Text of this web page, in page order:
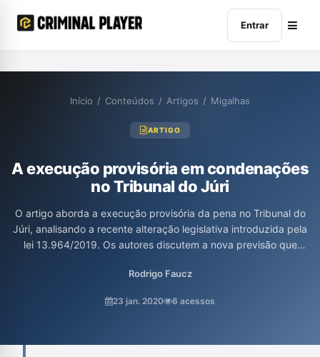
Entrar
Início / Conteúdos / Artigos / Migalhas
ARTIGO
A execução provisória em condenações
no Tribunal do Júri
O artigo aborda a execução provisória da pena no Tribunal do
Júri, analisando a recente alteração legislativa introduzida pela
lei 13.964/2019. Os autores discutem a nova previsão que
anos de reclusão, ressaltando as implicações sobre os princípios
de abordar os conflitos com normas do Código de Processo
Rodrigo Faucz
23 jan. 2020 6 acessos